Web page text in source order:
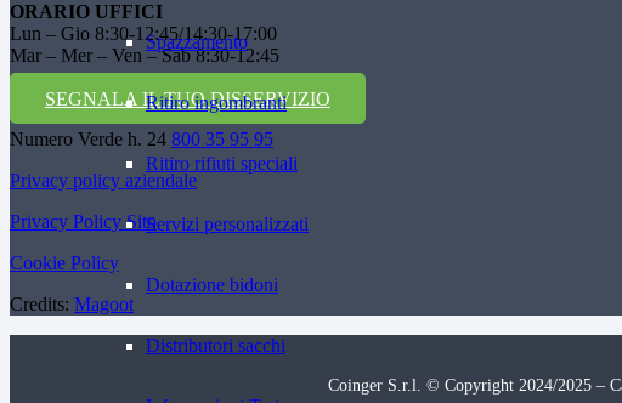
Spazzamento
Ritiro ingombranti
Ritiro rifiuti speciali
Servizi personalizzati
Dotazione bidoni
Distributori sacchi
ORARIO UFFICI
Lun – Gio 8:30-12:45/14:30-17:00
Mar – Mer – Ven – Sab 8:30-12:45
SEGNALA IL TUO DISSERVIZIO
Numero Verde h. 24 800 35 95 95
Privacy policy aziendale
Privacy Policy Sito
Cookie Policy
Credits: Magoot
Coinger S.r.l. © Copyright 2024/2025 –